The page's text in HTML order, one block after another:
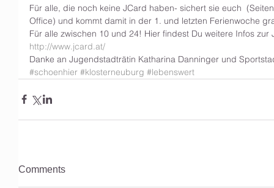
Für alle, die noch keine JCard haben- sichert sie euch
Office) und kommt damit in der 1. und letzten Ferienwoche
Für alle zwischen 10 und 24! Hier findest Du weitere Infos zur
http://www.jcard.at/
Danke an Jugendstadträtin Katharina Danninger und
#schoenhier #klosterneuburg #lebenswert
Comments